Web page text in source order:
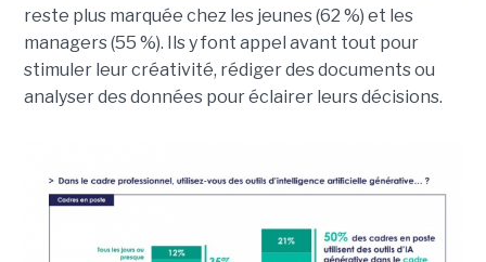
reste plus marquée chez les jeunes (62 %) et les
managers (55 %). Ils y font appel avant tout pour
stimuler leur créativité, rédiger des documents ou
analyser des données pour éclairer leurs décisions.